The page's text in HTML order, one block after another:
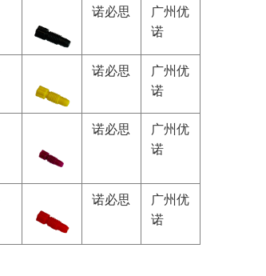
诺必思
广州优
诺
诺必思
广州优
诺
诺必思
广州优
诺
诺必思
广州优
诺